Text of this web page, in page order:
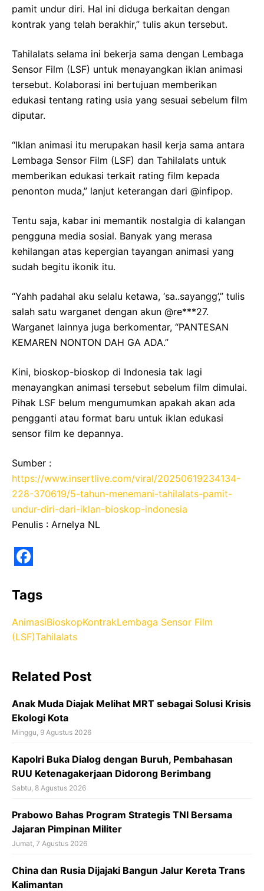
pamit undur diri. Hal ini diduga berkaitan dengan
kontrak yang telah berakhir,” tulis akun tersebut.
Tahilalats selama ini bekerja sama dengan Lembaga
Sensor Film (LSF) untuk menayangkan iklan animasi
tersebut. Kolaborasi ini bertujuan memberikan
edukasi tentang rating usia yang sesuai sebelum film
diputar.
“Iklan animasi itu merupakan hasil kerja sama antara
Lembaga Sensor Film (LSF) dan Tahilalats untuk
memberikan edukasi terkait rating film kepada
penonton muda,” lanjut keterangan dari @infipop.
Tentu saja, kabar ini memantik nostalgia di kalangan
pengguna media sosial. Banyak yang merasa
kehilangan atas kepergian tayangan animasi yang
sudah begitu ikonik itu.
“Yahh padahal aku selalu ketawa, ‘sa..sayangg’,” tulis
salah satu warganet dengan akun @re***27.
Warganet lainnya juga berkomentar, “PANTESAN
KEMAREN NONTON DAH GA ADA.”
Kini, bioskop-bioskop di Indonesia tak lagi
menayangkan animasi tersebut sebelum film dimulai.
Pihak LSF belum mengumumkan apakah akan ada
pengganti atau format baru untuk iklan edukasi
sensor film ke depannya.
Sumber :
https://www.insertlive.com/viral/20250619234134-
228-370619/5-tahun-menemani-tahilalats-pamit-
undur-diri-dari-iklan-bioskop-indonesia
Penulis : Arnelya NL
a
c
e
o
o
k
Tags
AnimasiBioskopKontrakLembaga Sensor Film
(LSF)Tahilalats
Related Post
Anak Muda Diajak Melihat MRT sebagai Solusi Krisis
Ekologi Kota
Minggu, 9 Agustus 2026
Kapolri Buka Dialog dengan Buruh, Pembahasan
RUU Ketenagakerjaan Didorong Berimbang
Sabtu, 8 Agustus 2026
Prabowo Bahas Program Strategis TNI Bersama
Jajaran Pimpinan Militer
Jumat, 7 Agustus 2026
China dan Rusia Dijajaki Bangun Jalur Kereta Trans
Kalimantan